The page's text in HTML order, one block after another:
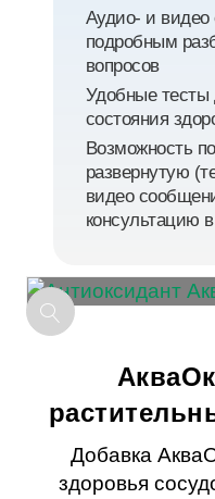
Аудио- и
подробным
вопросов
Удобные тесты
состояния
Возможность
развернутую
видео
консультацию
Добавка
здоровья